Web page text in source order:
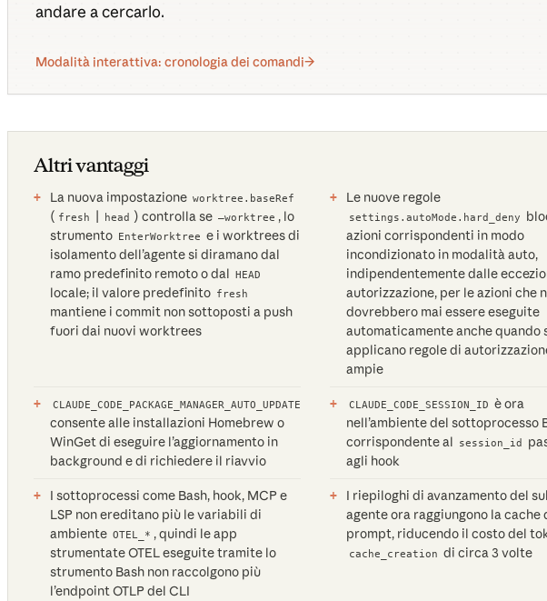
andare a cercarlo.
Modalità interattiva: cronologia dei comandi
Altri vantaggi
La nuova impostazione worktree.baseRef
( fresh | head ) controlla se —worktree , lo
strumento EnterWorktree e i worktrees di
isolamento dell’agente si diramano dal
ramo predefinito remoto o dal HEAD
locale; il valore predefinito fresh
mantiene i commit non sottoposti a push
fuori dai nuovi worktrees
Le nuove regole
settings.autoMode.hard_deny
azioni corrispondenti in modo
incondizionato in modalità auto,
indipendentemente dalle
autorizzazione, per le azioni che
dovrebbero mai essere eseguite
automaticamente anche quando
applicano regole di
ampie
CLAUDE_CODE_PACKAGE_MANAGER_AUTO_UPDATE
consente alle installazioni Homebrew o
WinGet di eseguire l’aggiornamento in
background e di richiedere il riavvio
CLAUDE_CODE_SESSION_ID è ora
nell’ambiente del sottoprocesso
corrispondente al
session_id
agli hook
I sottoprocessi come Bash, hook, MCP e
LSP non ereditano più le variabili di
ambiente OTEL_* , quindi le app
strumentate OTEL eseguite tramite lo
strumento Bash non raccolgono più
l’endpoint OTLP del CLI
I riepiloghi di avanzamento del
agente ora raggiungono la cache
prompt, riducendo il costo del
cache_creation di circa 3 volte